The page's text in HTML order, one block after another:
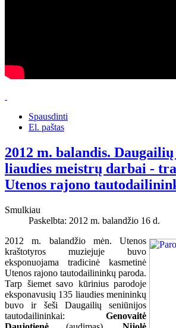
Spausdinti
El. paštas
2012 m. balandis.
liaudies meistrų darbai -
Utenos rajono
Smulkiau
Paskelbta: 2012 m. balandžio 16 d.
2012 m. balandžio mėn. Utenos
kraštotyros muziejuje buvo
eksponuojama tradicinė kasmetinė
Utenos rajono tautodailininkų paroda.
Tarp šiemet savo kūrinius parodoje
eksponavusių 135 liaudies menininkų
buvo ir šeši Daugailių seniūnijos
tautodailininkai: Genovaitė